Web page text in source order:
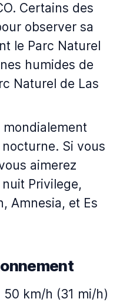
Certains des
observer sa
le Parc Naturel
humides de
Naturel de Las
mondialement
Si vous
aimerez
Privilege,
Amnesia, et Es
km/h (31 mi/h)